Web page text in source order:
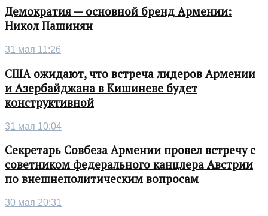
Демократия — основной бренд Армении:
Никол Пашинян
31 мая 11:26
США ожидают, что встреча лидеров Армении
и Азербайджана в Кишиневе будет
конструктивной
31 мая 10:04
Секретарь Совбеза Армении провел встречу с
советником федерального канцлера Австрии
по внешнеполитическим вопросам
30 мая 20:31